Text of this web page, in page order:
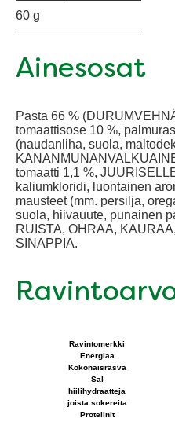
60 g
Ainesosat
Pasta 66 %
tomaattisose 10 %,
(naudanliha, suola,
tomaatti 1,1 %,
kaliumkloridi, luontainen
mausteet (mm. persilja,
suola, hiivauute, punainen
RUISTA, OHRAA,
SINAPPIA.
Ravintomerkki
Energiaa
Kokonaisrasva
Sal
hiilihydraatteja
joista sokereita
Proteiinit